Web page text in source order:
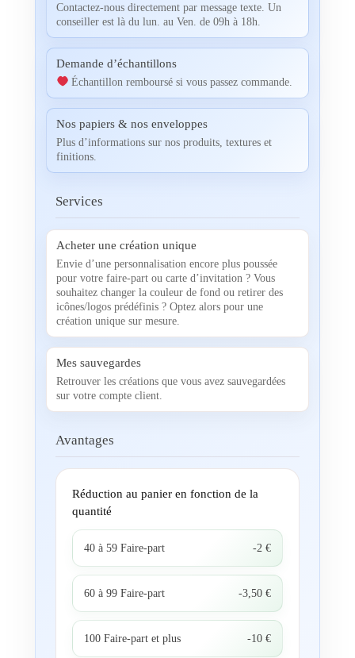
Contactez-nous directement par message texte. Un
conseiller est là du lun. au Ven. de 09h à 18h.
Demande d’échantillons
Échantillon remboursé si vous passez commande.
Nos papiers & nos enveloppes
Plus d’informations sur nos produits, textures et
finitions.
Services
Acheter une création unique
Envie d’une personnalisation encore plus poussée
pour votre faire-part ou carte d’invitation ? Vous
souhaitez changer la couleur de fond ou retirer des
icônes/logos prédéfinis ? Optez alors pour une
création unique sur mesure.
Mes sauvegardes
Retrouver les créations que vous avez sauvegardées
sur votre compte client.
Avantages
Réduction au panier en fonction de la
quantité
40 à 59 Faire-part -2 €
60 à 99 Faire-part -3,50 €
100 Faire-part et plus -10 €